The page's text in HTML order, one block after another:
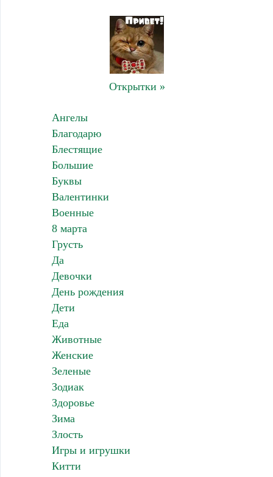
Открытки »
Ангелы
Благодарю
Блестящие
Большие
Буквы
Валентинки
Военные
8 марта
Грусть
Да
Девочки
День рождения
Дети
Еда
Животные
Женские
Зеленые
Зодиак
Здоровье
Зима
Злость
Игры и игрушки
Китти